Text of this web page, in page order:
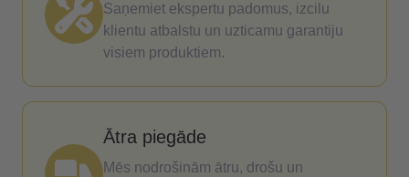
Saņemiet ekspertu padomus, izcilu
klientu atbalstu un uzticamu garantiju
visiem produktiem.
Ātra piegāde
Mēs nodrošinām ātru, drošu un